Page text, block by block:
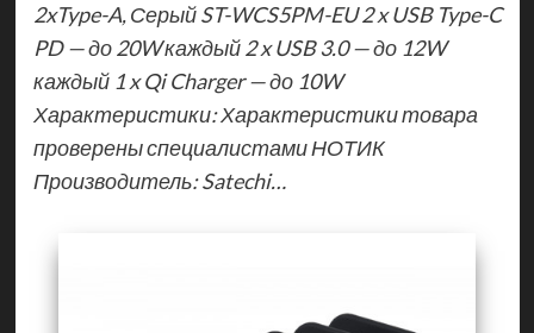
2xType-A, Серый ST-WCS5PM-EU 2 x USB Type-C
PD — до 20W каждый 2 x USB 3.0 — до 12W
каждый 1 x Qi Charger — до 10W
Характеристики: Характеристики товара
проверены специалистами НОТИК
Производитель: Satechi…